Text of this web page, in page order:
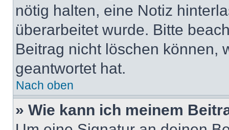
nötig halten, eine Notiz
überarbeitet wurde. Bitte
Beitrag nicht löschen können,
geantwortet hat.
Nach oben
» Wie kann ich meinem